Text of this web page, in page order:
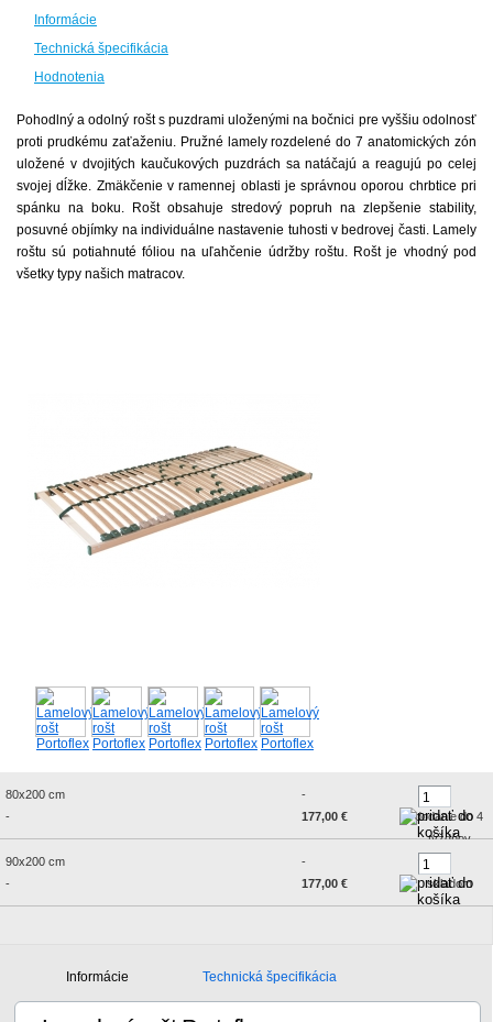
Informácie
Technická špecifikácia
Hodnotenia
Pohodlný a odolný rošt s puzdrami uloženými na bočnici pre vyššiu odolnosť
proti prudkému zaťaženiu. Pružné lamely rozdelené do 7 anatomických zón
uložené v dvojitých kaučukových puzdrách sa natáčajú a reagujú po celej
svojej dĺžke. Zmäkčenie v ramennej oblasti je správnou oporou chrbtice pri
spánku na boku. Rošt obsahuje stredový popruh na zlepšenie stability,
posuvné objímky na individuálne nastavenie tuhosti v bedrovej časti. Lamely
roštu sú potiahnuté fóliou na uľahčenie údržby roštu. Rošt je vhodný pod
všetky typy našich matracov.
80x200 cm
-
-
177,00 €
dodanie do 4
týždňov
90x200 cm
-
-
177,00 €
skladom
Informácie Technická špecifikácia